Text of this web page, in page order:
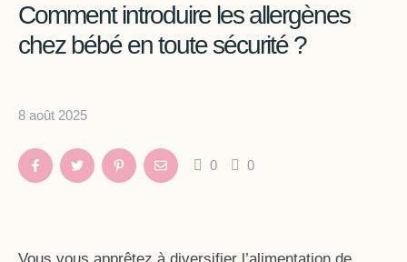
Comment introduire les allergènes
chez bébé en toute sécurité ?
8 août 2025
0 0